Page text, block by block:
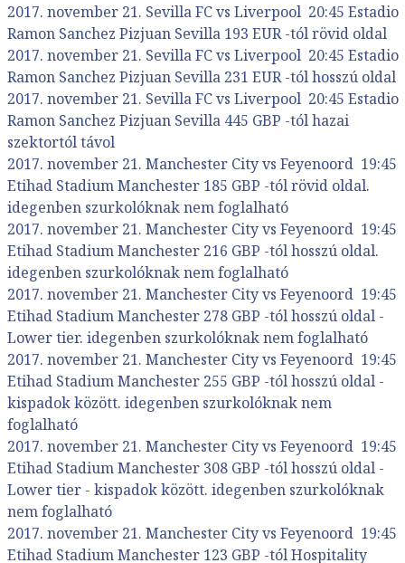
2017. november 21. Sevilla FC vs Liverpool 20:45 Estadio
Ramon Sanchez Pizjuan Sevilla 193 EUR -tól rövid oldal
2017. november 21. Sevilla FC vs Liverpool 20:45 Estadio
Ramon Sanchez Pizjuan Sevilla 231 EUR -tól hosszú oldal
2017. november 21. Sevilla FC vs Liverpool 20:45 Estadio
Ramon Sanchez Pizjuan Sevilla 445 GBP -tól hazai
szektortól távol
2017. november 21. Manchester City vs Feyenoord 19:45
Etihad Stadium Manchester 185 GBP -tól rövid oldal.
idegenben szurkolóknak nem foglalható
2017. november 21. Manchester City vs Feyenoord 19:45
Etihad Stadium Manchester 216 GBP -tól hosszú oldal.
idegenben szurkolóknak nem foglalható
2017. november 21. Manchester City vs Feyenoord 19:45
Etihad Stadium Manchester 278 GBP -tól hosszú oldal -
Lower tier. idegenben szurkolóknak nem foglalható
2017. november 21. Manchester City vs Feyenoord 19:45
Etihad Stadium Manchester 255 GBP -tól hosszú oldal -
kispadok között. idegenben szurkolóknak nem
foglalható
2017. november 21. Manchester City vs Feyenoord 19:45
Etihad Stadium Manchester 308 GBP -tól hosszú oldal -
Lower tier - kispadok között. idegenben szurkolóknak
nem foglalható
2017. november 21. Manchester City vs Feyenoord 19:45
Etihad Stadium Manchester 123 GBP -tól Hospitality